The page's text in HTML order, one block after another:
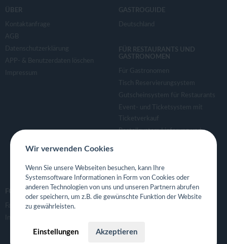
ÜBER
Kontaktanfrage
AGB
Datenschutzerklärung
APP- & Benutzerdaten löschen
Impressum
GASTROGUIDE
Deutschland
FÜR RESTAURANTS UND
GASTRONOMEN
Für Gastronomen
Tisch Reservierungsystem
Gutscheinsystem für Restaurants
Event- und Ticketsystem mit
Ticketverkauf
Bestellsystem Lieferung und
Eigene App für Restaurant
FOLGE UNS
Facebook
Instagram
Wir verwenden Cookies
Wenn Sie unsere Webseiten besuchen, kann Ihre
Systemsoftware Informationen in Form von Cookies oder
anderen Technologien von uns und unseren Partnern abrufen
oder speichern, um z.B. die gewünschte Funktion der Website
zu gewährleisten.
Einstellungen Akzeptieren